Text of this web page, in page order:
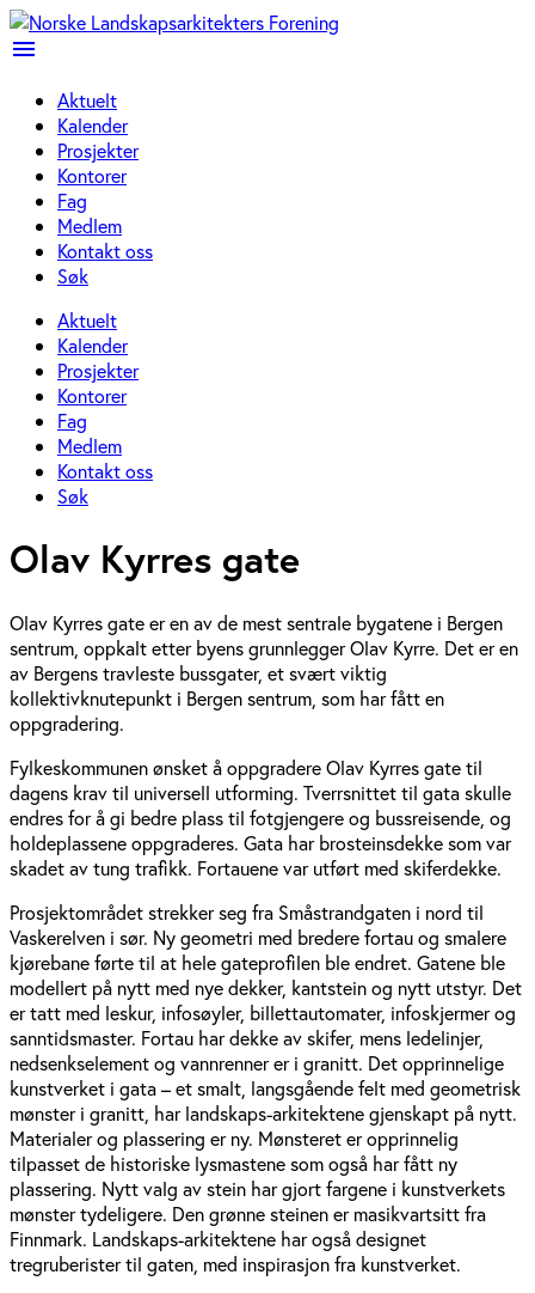
menu
Aktuelt
Kalender
Prosjekter
Kontorer
Fag
Medlem
Kontakt oss
Søk
Aktuelt
Kalender
Prosjekter
Kontorer
Fag
Medlem
Kontakt oss
Søk
Olav Kyrres gate
Olav Kyrres gate er en av de mest sentrale bygatene i Bergen
sentrum, oppkalt etter byens grunnlegger Olav Kyrre. Det er en
av Bergens travleste bussgater, et svært viktig
kollektivknutepunkt i Bergen sentrum, som har fått en
oppgradering.
Fylkeskommunen ønsket å oppgradere Olav Kyrres gate til
dagens krav til universell utforming. Tverrsnittet til gata skulle
endres for å gi bedre plass til fotgjengere og bussreisende, og
holdeplassene oppgraderes. Gata har brosteinsdekke som var
skadet av tung trafikk. Fortauene var utført med skiferdekke.
Prosjektområdet strekker seg fra Småstrandgaten i nord til
Vaskerelven i sør. Ny geometri med bredere fortau og smalere
kjørebane førte til at hele gateprofilen ble endret. Gatene ble
modellert på nytt med nye dekker, kantstein og nytt utstyr. Det
er tatt med leskur, infosøyler, billettautomater, infoskjermer og
sanntidsmaster. Fortau har dekke av skifer, mens ledelinjer,
nedsenkselement og vannrenner er i granitt. Det opprinnelige
kunstverket i gata – et smalt, langsgående felt med geometrisk
mønster i granitt, har landskaps-arkitektene gjenskapt på nytt.
Materialer og plassering er ny. Mønsteret er opprinnelig
tilpasset de historiske lysmastene som også har fått ny
plassering. Nytt valg av stein har gjort fargene i kunstverkets
mønster tydeligere. Den grønne steinen er masikvartsitt fra
Finnmark. Landskaps-arkitektene har også designet
tregruberister til gaten, med inspirasjon fra kunstverket.